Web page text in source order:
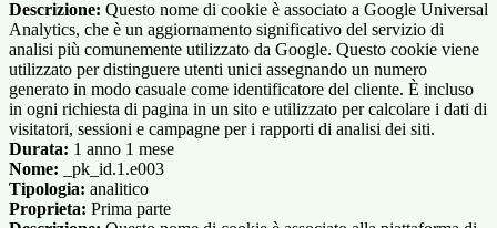
Descrizione: Questo nome di cookie è associato a Google Universal
Analytics, che è un aggiornamento significativo del servizio di
analisi più comunemente utilizzato da Google. Questo cookie viene
utilizzato per distinguere utenti unici assegnando un numero
generato in modo casuale come identificatore del cliente. È incluso
in ogni richiesta di pagina in un sito e utilizzato per calcolare i dati di
visitatori, sessioni e campagne per i rapporti di analisi dei siti.
Durata: 1 anno 1 mese
Nome: _pk_id.1.e003
Tipologia: analitico
Proprieta: Prima parte